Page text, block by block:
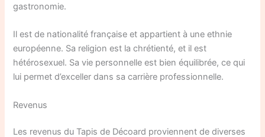
gastronomie.
Il est de nationalité française et appartient à une ethnie
européenne. Sa religion est la chrétienté, et il est
hétérosexuel. Sa vie personnelle est bien équilibrée, ce qui
lui permet d’exceller dans sa carrière professionnelle.
Revenus
Les revenus du Tapis de Décoard proviennent de diverses